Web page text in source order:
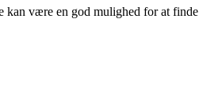
kan være en god mulighed for at finde